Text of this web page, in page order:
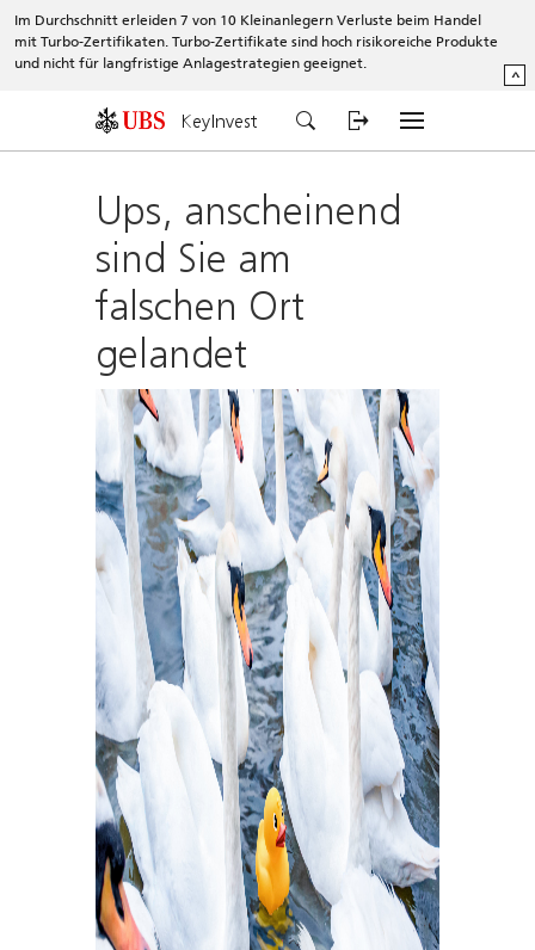
Im Durchschnitt erleiden 7 von 10 Kleinanlegern Verluste beim Handel
mit Turbo-Zertifikaten. Turbo-Zertifikate sind hoch risikoreiche Produkte
und nicht für langfristige Anlagestrategien geeignet.
^
KeyInvest
Ups, anscheinend
sind Sie am
falschen Ort
gelandet